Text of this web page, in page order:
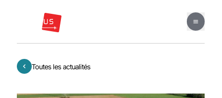
Toutes les actualités